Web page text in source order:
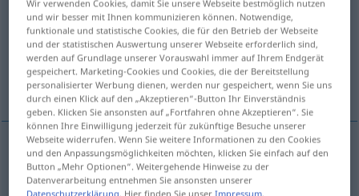
Übersicht aller Übersetzungen
(Für mehr Details die Übersetzung anklicken/antippen)
Bitte, Anliegen, Gesuch, Antrag
Bittef verzoek
Wir verwenden Cookies, damit Sie unsere Webseite bestmöglich nutzen
und wir besser mit Ihnen kommunizieren können. Notwendige,
funktionale und statistische Cookies, die für den Betrieb der Webseite
und der statistischen Auswertung unserer Webseite erforderlich sind,
werden auf Grundlage unserer Vorauswahl immer auf Ihrem Endgerät
gespeichert. Marketing-Cookies und Cookies, die der Bereitstellung
personalisierter Werbung dienen, werden nur gespeichert, wenn Sie uns
durch einen Klick auf den „Akzeptieren“-Button Ihr Einverständnis
geben. Klicken Sie ansonsten auf „Fortfahren ohne Akzeptieren“. Sie
können Ihre Einwilligung jederzeit für zukünftige Besuche unserer
Webseite widerrufen. Wenn Sie weitere Informationen zu den Cookies
und den Anpassungsmöglichkeiten möchten, klicken Sie einfach auf den
Button „Mehr Optionen“. Weitergehende Hinweise zu der
Datenverarbeitung entnehmen Sie ansonsten unserer
Datenschutzerklärung. Hier finden Sie unserImpressum.